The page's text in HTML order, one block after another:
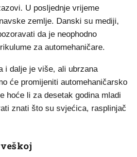
U posljednje vrijeme
zemlje. Danski su mediji,
da je neophodno
za automehaničare.
i dalje je više, ali ubrzana
će promijeniti automehaničarsko
hoće li za desetak godina mladi
znati što su svjećica, rasplinjač